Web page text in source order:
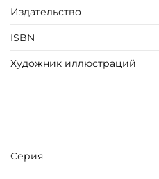
Обрез блока - золото с
Ляссе.
Инкрустация кожаной
печатью.
Издательство
ISBN
Художник иллюстраций
Серия